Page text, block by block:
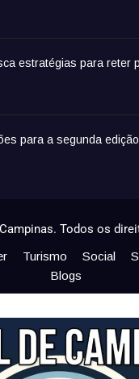
estratégias para reter
para a segunda
Todos os
Turismo Social
Blogs